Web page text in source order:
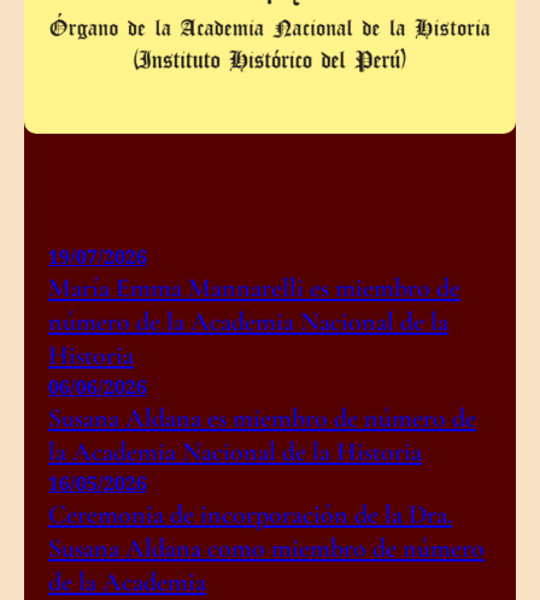
19/07/2026
María Emma Mannarelli es miembro de
número de la Academia Nacional de la
Historia
06/06/2026
Susana Aldana es miembro de número de
la Academia Nacional de la Historia
16/05/2026
Ceremonia de incorporación de la Dra.
Susana Aldana como miembro de número
de la Academia